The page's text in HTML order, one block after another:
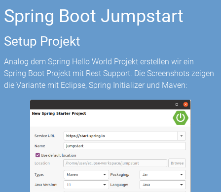
Spring Boot Jumpstart
Setup Projekt
Analog dem Spring Hello World Projekt erstellen wir ein
Spring Boot Projekt mit Rest Support. Die Screenshots zeigen
die Variante mit Eclipse, Spring Initializer und Maven: